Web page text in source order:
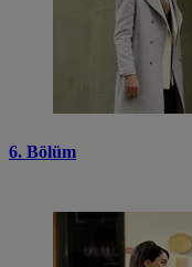
6. Bölüm